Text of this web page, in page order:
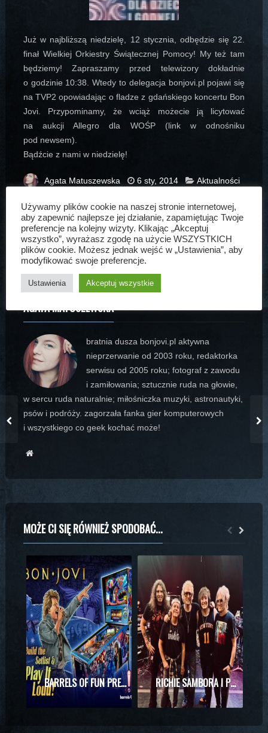
Już w najbliższą niedzielę, 12 stycznia , odbędzie się 22.
finał Wielkiej Orkiestry Świątecznej Pomocy! My też tam
będziemy! Zapraszamy przed telewizory dokładnie
o godzinie 10:38 . Wtedy to delegacja bonjovi.pl pojawi się
naTVP2 opowiadając o fladze z gdańskiego koncertu Bon
Jovi. Przypominamy, że wciąż możecie ją licytować
na aukcji Allegro dla WOŚP (link w odnośniku
pod newsem).
Bądźcie z nami w niedzielę!
Agata Matuszewska 6 sty, 2014 Aktualności
aukcja bonjovipl final flaga gdansk
licytacja tvp2 wosp
AGATA MATUSZEWSKA
bratnia dusza bonjovi.pl aktywna
nieprzerwanie od 2003 roku, redaktorka
serwisu od 2005 roku; fotograf z zawodu
i zamiłowania; sztucznie ruda na głowie,
w sercu ruda naturalnie; miłośniczka muzyki, astronautyki,
psów i podróży. zagorzała fanka gier komputerowych
i wszystkiego co geek kochać może!
MOŻE CI SIĘ RÓWNIEŻ SPODOBAĆ...
BARRELS OF FUN PREZENTUJE MASZYNĘ DO PINBALLA Z MOTYWAMI BON JOVI RICHIE SAMBORA I PHIL X RAZEM NA SCENIE! WYJĄTKOWE SPOTKANIE PODCZAS KONCERTU KINGS OF CHAOS
Używamy plików cookie na naszej stronie internetowej,
aby zapewnić najlepsze jej działanie, zapamiętując Twoje
preferencje na kolejny wizyty. Klikając „Akceptuj
wszystko”, wyrażasz zgodę na użycie WSZYSTKICH
plików cookie. Możesz jednak wejść w „Ustawienia”, aby
modyfikować swoje preferencje.
Ustawienia Akceptuj wszystkie